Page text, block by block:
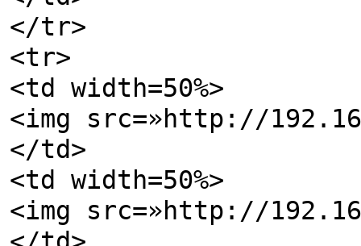
</tr>
<tr>
<td width=50%>
<img src=»http://
</td>
<td width=50%>
<img src=»http://